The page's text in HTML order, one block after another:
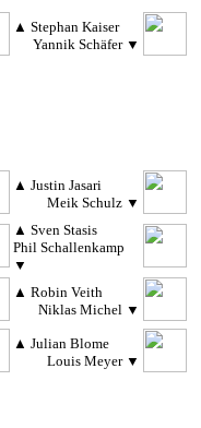
▲ Stephan Kaiser
Yannik Schäfer ▼
▲ Justin Jasari
Meik Schulz ▼
▲ Sven Stasis
Phil Schallenkamp
▼
▲ Robin Veith
Niklas Michel ▼
▲ Julian Blome
Louis Meyer ▼